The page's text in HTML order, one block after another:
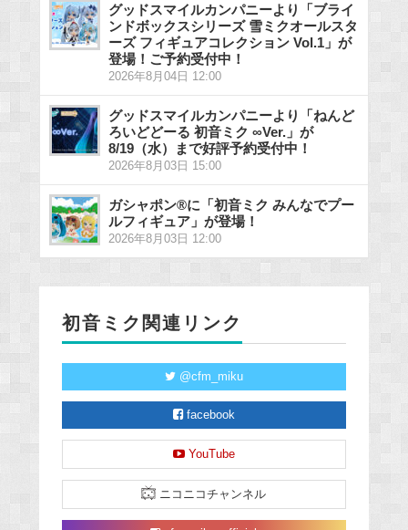
グッドスマイルカンパニーより「ブライ
ンドボックスシリーズ 雪ミクオールスタ
ーズ フィギュアコレクション Vol.1」が
登場！ご予約受付中！
2026年8月04日 12:00
グッドスマイルカンパニーより「ねんど
ろいどどーる 初音ミク ∞Ver.」が
8/19（水）まで好評予約受付中！
2026年8月03日 15:00
ガシャポン®に「初音ミク みんなでプー
ルフィギュア」が登場！
2026年8月03日 12:00
初音ミク関連リンク
@cfm_miku
facebook
YouTube
ニコニコチャンネル